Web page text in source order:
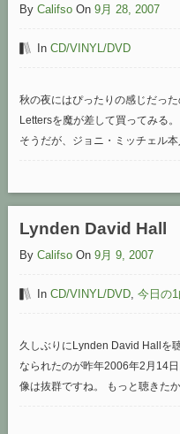
By Califso On 9月 28, 2007
In CD/VINYL/DVD
秋の夜にはぴったりの感じだっ
Lettersを魔が差して買ってみる
そうだが、ジョニ・ミッチェル
Lynden David Hall
By Califso On 9月 9, 2007
In CD/VINYL/DVD, 今日の1
久しぶりにLynden David Hallを
なられたのが昨年2006年2月14
像は抜群ですね。 もっと聴きた